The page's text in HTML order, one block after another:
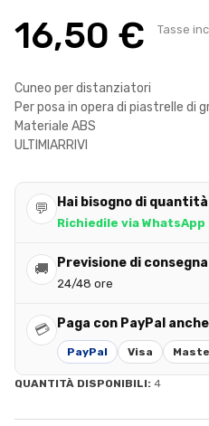
16,50 € Tasse
Cuneo per distanziatori
Per posa in opera di piastrelle di
Materiale ABS
ULTIMIARRIVI
💬 Hai bisogno di
Richiedile via WhatsApp
🚚 Previsione di consegna
24/48 ore
💳 Paga con PayPal
PayPal Visa
QUANTITÀ DISPONIBILI: 4